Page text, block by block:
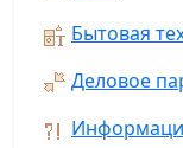
Бытовая
Деловое